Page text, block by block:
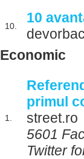
10.
10
Economic
1.
primul
street.ro
5601
Twitter